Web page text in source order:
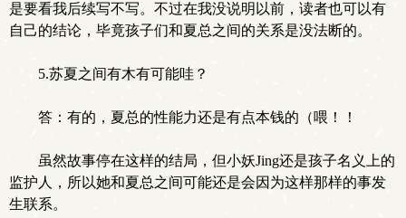
是要看我后续写不写。不过在我没说明以前，读者也可以有
自己的结论，毕竟孩子们和夏总之间的关系是没法断的。
5.苏夏之间有木有可能哇？
答：有的，夏总的性能力还是有点本钱的（喂！！
虽然故事停在这样的结局，但小妖Jing还是孩子名义上的
监护人，所以她和夏总之间可能还是会因为这样那样的事发
生联系。